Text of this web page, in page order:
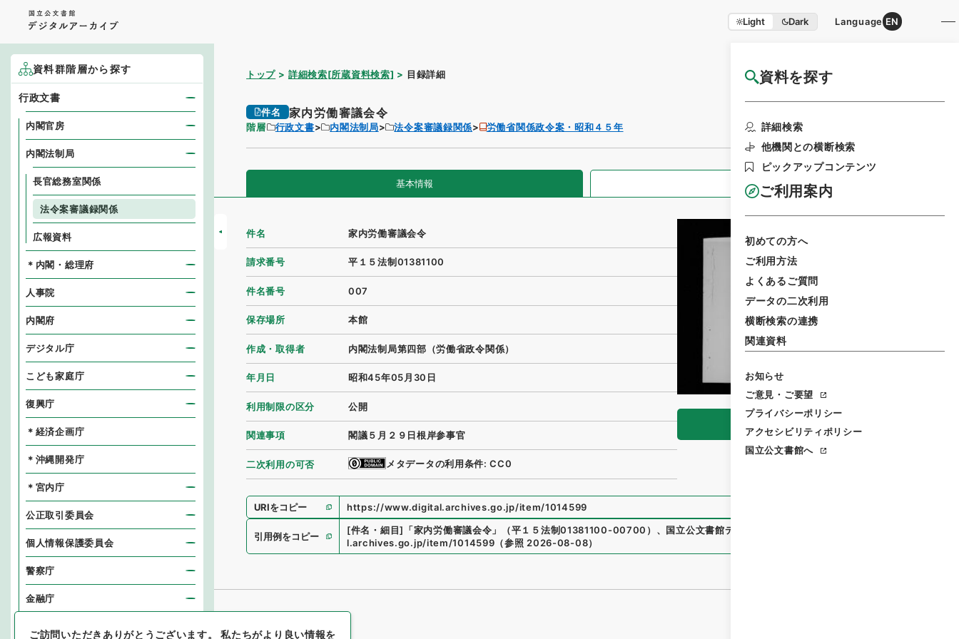
Light Dark Language EN
資料を探す
詳細検索
他機関との横断検索
ピックアップコンテンツ
ご利用案内
初めての方へ
ご利用方法
よくあるご質問
データの二次利用
横断検索の連携
関連資料
お知らせ
ご意見・ご要望
プライバシーポリシー
アクセシビリティポリシー
国立公文書館へ
トップ 詳細検索[所蔵資料検索] 目録詳細 国立公文書館HP利用案内
件名 家内労働審議会令
階層 行政文書 内閣法制局 法令案審議録関係 労働省関係政令案・昭和４５年
基本情報 全ての情報
件名 家内労働審議会令
請求番号 平１５法制01381100
件名番号 007
保存場所 本館
作成・取得者 内閣法制局第四部（労働省政令関係）
年月日 昭和45年05月30日
利用制限の区分 公開
関連事項 閣議５月２９日根岸参事官
二次利用の可否 メタデータの利用条件: CC0
URIをコピー https://www.digital.archives.go.jp/item/1014599
引用例をコピー
[件名・細目] 「家内労働審議会令 」 （平１５法制01381100-00700 ） 、 国立公文書館デジタルアーカイブ
l.archives.go.jp/item/1014599 （参照 2026-08-08）
資料群階層から探す
行政文書
内閣官房
内閣法制局
長官総務室関係
法令案審議録関係
広報資料
＊内閣・総理府
人事院
内閣府
デジタル庁
こども家庭庁
復興庁
＊経済企画庁
＊沖縄開発庁
＊宮内庁
公正取引委員会
個人情報保護委員会
警察庁
金融庁
ご訪問いただきありがとうございます。私たちがより良い情報を